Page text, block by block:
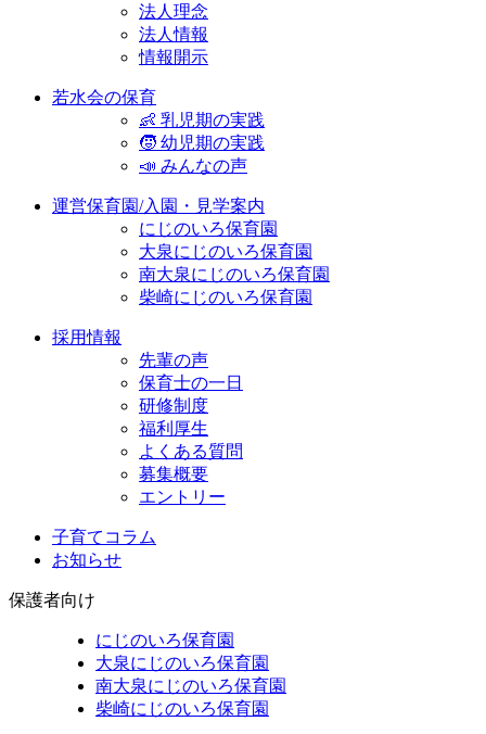
法人理念
法人情報
情報開示
若水会の保育
👶 乳児期の実践
🧒 幼児期の実践
📣 みんなの声
運営保育園/入園・見学案内
にじのいろ保育園
大泉にじのいろ保育園
南大泉にじのいろ保育園
柴崎にじのいろ保育園
採用情報
先輩の声
保育士の一日
研修制度
福利厚生
よくある質問
募集概要
エントリー
子育てコラム
お知らせ
保護者向け
にじのいろ保育園
大泉にじのいろ保育園
南大泉にじのいろ保育園
柴崎にじのいろ保育園